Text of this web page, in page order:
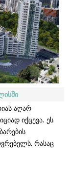
აღარ
იქცევა. ეს
რასაც